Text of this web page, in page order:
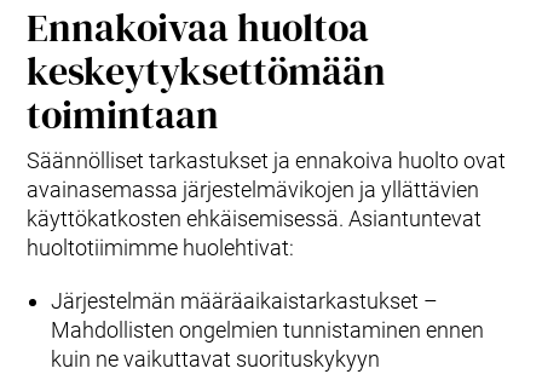
Ennakoivaa huoltoa
keskeytyksettömään
toimintaan
Säännölliset tarkastukset ja ennakoiva huolto ovat
avainasemassa järjestelmävikojen ja yllättävien
käyttökatkosten ehkäisemisessä. Asiantuntevat
huoltotiimimme huolehtivat:
Järjestelmän määräaikaistarkastukset –
Mahdollisten ongelmien tunnistaminen ennen
kuin ne vaikuttavat suorituskykyyn